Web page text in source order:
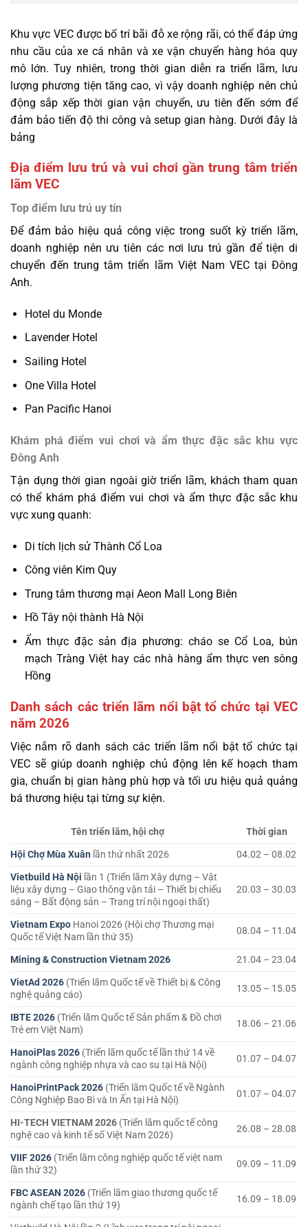
Khu vực VEC được bố trí bãi đỗ xe rộng rãi, có thể đáp ứng
nhu cầu của xe cá nhân và xe vận chuyển hàng hóa quy
mô lớn. Tuy nhiên, trong thời gian diễn ra triển lãm, lưu
lượng phương tiện tăng cao, vì vậy doanh nghiệp nên chủ
động sắp xếp thời gian vận chuyển, ưu tiên đến sớm để
đảm bảo tiến độ thi công và setup gian hàng. Dưới đây là
bảng
Địa điểm lưu trú và vui chơi gần trung tâm triển
lãm VEC
Top điểm lưu trú uy tín
Để đảm bảo hiệu quả công việc trong suốt kỳ triển lãm,
doanh nghiệp nên ưu tiên các nơi lưu trú gần để tiện di
chuyển đến trung tâm triển lãm Việt Nam VEC tại Đông
Anh.
Hotel du Monde
Lavender Hotel
Sailing Hotel
One Villa Hotel
Pan Pacific Hanoi
Khám phá điểm vui chơi và ẩm thực đặc sắc khu vực
Đông Anh
Tận dụng thời gian ngoài giờ triển lãm, khách tham quan
có thể khám phá điểm vui chơi và ẩm thực đặc sắc khu
vực xung quanh:
Di tích lịch sử Thành Cổ Loa
Công viên Kim Quy
Trung tâm thương mại Aeon Mall Long Biên
Hồ Tây nội thành Hà Nội
Ẩm thực đặc sản địa phương: cháo se Cổ Loa, bún
mạch Tràng Việt hay các nhà hàng ẩm thực ven sông
Hồng
Danh sách các triển lãm nổi bật tổ chức tại VEC
năm 2026
Việc nắm rõ danh sách các triển lãm nổi bật tổ chức tại
VEC sẽ giúp doanh nghiệp chủ động lên kế hoạch tham
gia, chuẩn bị gian hàng phù hợp và tối ưu hiệu quả quảng
bá thương hiệu tại từng sự kiện.
Tên triển lãm, hội chợ
Thời gian
Hội Chợ Mùa Xuân lần thứ nhất 2026
04.02 – 08.02
Vietbuild Hà Nội lần 1 (Triển lãm Xây dựng – Vật
liệu xây dựng – Giao thông vận tải – Thiết bị chiếu
sáng – Bất động sản – Trang trí nội ngoại thất)
20.03 – 30.03
Vietnam Expo Hanoi 2026 (Hội chợ Thương mại
Quốc tế Việt Nam lần thứ 35)
08.04 – 11.04
Mining & Construction Vietnam 2026
21.04 – 23.04
VietAd 2026 (Triển lãm Quốc tế về Thiết bị & Công
nghệ quảng cáo)
13.05 – 15.05
IBTE 2026 (Triển lãm Quốc tế Sản phẩm & Đồ chơi
Trẻ em Việt Nam)
18.06 – 21.06
HanoiPlas 2026 (Triển lãm quốc tế lần thứ 14 về
ngành công nghiệp nhựa và cao su tại Hà Nội)
01.07 – 04.07
HanoiPrintPack 2026 (Triển lãm Quốc tế về Ngành
Công Nghiệp Bao Bì và In Ấn tại Hà Nội)
01.07 – 04.07
HI-TECH VIETNAM 2026 (Triển lãm quốc tế công
nghệ cao và kinh tế số Việt Nam 2026)
26.08 – 28.08
VIIF 2026 (Triển lãm công nghiệp quốc tế việt nam
lần thứ 32)
09.09 – 11.09
FBC ASEAN 2026 (Triển lãm giao thương quốc tế
ngành chế tạo lần thứ 19)
16.09 – 18.09